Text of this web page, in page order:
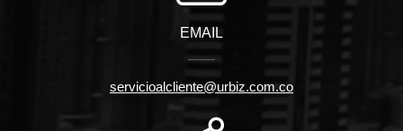
EMAIL
servicioalcliente@urbiz.com.co